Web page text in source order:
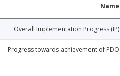
Name
Overall Implementation Progress (IP)
Progress towards achievement of PDO